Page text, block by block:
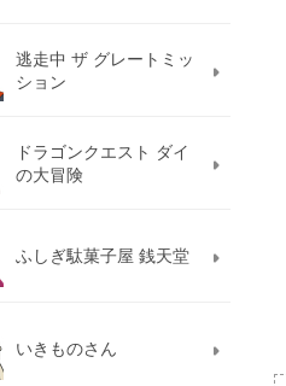
逃走中 ザ グレートミッ
ション
ドラゴンクエスト ダイ
の大冒険
ふしぎ駄菓子屋 銭天堂
いきものさん